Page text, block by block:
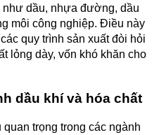
dầu, nhựa đường, dầu
môi công nghiệp. Điều này
quy trình sản xuất đòi hỏi
lỏng dày, vốn khó khăn cho
dầu khí và hóa chất
trọng trong các ngành